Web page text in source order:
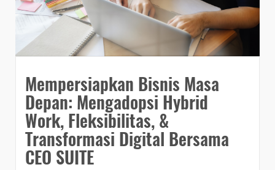
Mempersiapkan Bisnis Masa
Depan: Mengadopsi Hybrid
Work, Fleksibilitas, &
Transformasi Digital Bersama
CEO SUITE